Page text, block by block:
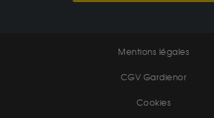
Mentions légales
CGV Gardienor
Cookies